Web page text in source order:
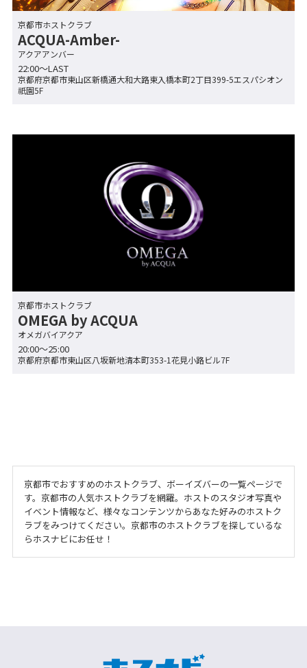
京都市ホストクラブ
ACQUA-Amber-
アクアアンバー
22:00〜LAST
京都府京都市東山区新橋通大和大路東入橋本町2丁目399-5エスパシオン
祇園5F
京都市ホストクラブ
OMEGA by ACQUA
オメガバイアクア
20:00～25:00
京都府京都市東山区八坂新地清本町353-1花見小路ビル7F
京都市でおすすめのホストクラブ、ボーイズバーの一覧ページで
す。京都市の人気ホストクラブを網羅。ホストのスタジオ写真や
イベント情報など、様々なコンテンツからあなた好みのホストク
ラブをみつけてください。京都市のホストクラブを探しているな
らホスナビにお任せ！